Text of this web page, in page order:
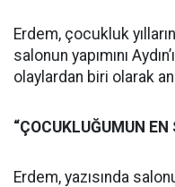
Erdem, çocukluk
salonun yapımını
olaylardan biri olarak
“ÇOCUKLUĞUMUN
Erdem, yazısında